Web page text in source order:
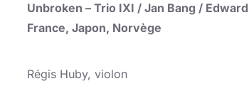
Unbroken – Trio IXI / Jan Bang /
France, Japon, Norvège
Régis Huby, violon